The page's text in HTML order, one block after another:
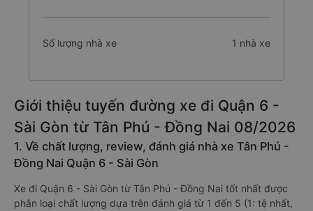
Số lượng nhà xe 1 nhà xe
Giới thiệu tuyến đường xe đi Quận 6 -
Sài Gòn từ Tân Phú - Đồng Nai 08/2026
1. Về chất lượng, review, đánh giá nhà xe Tân Phú -
Đồng Nai Quận 6 - Sài Gòn
Xe đi Quận 6 - Sài Gòn từ Tân Phú - Đồng Nai tốt nhất được
phân loại chất lượng dựa trên đánh giá từ 1 đến 5 (1: tệ nhất,